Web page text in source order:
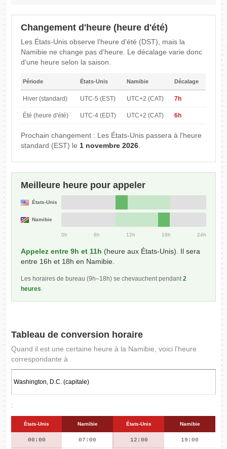
Changement d'heure (heure d'été)
Les États-Unis observe l'heure d'été (DST), mais la
Namibie ne change pas d'heure. Le décalage varie donc
d'une heure selon la saison.
Période États-Unis Namibie Décalage
Hiver (standard) UTC-5 (EST) UTC+2 (CAT) 7h
Été (heure d'été) UTC-4 (EDT) UTC+2 (CAT) 6h
Prochain changement : Les États-Unis passera à l'heure
standard (EST) le1 novembre 2026.
Meilleure heure pour appeler
États-Unis
Namibie
0h 6h 12h 18h 24h
Appelez entre 9h et 11h (heure aux États-Unis). Il sera
entre 16h et 18h en Namibie.
Les horaires de bureau (9h–18h) se chevauchent pendant2
heures.
Tableau de conversion horaire
Quand il est une certaine heure à la Namibie, voici l'heure
correspondante à
:
États-Unis Namibie États-Unis Namibie
00:00 07:00 12:00 19:00